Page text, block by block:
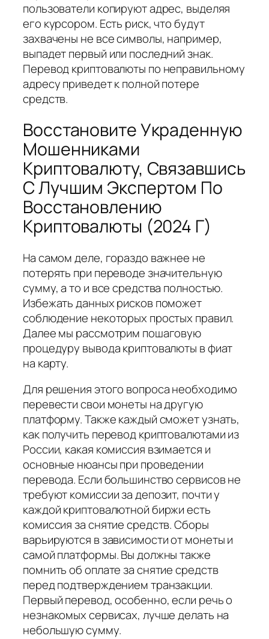
пользователи копируют адрес, выделяя
его курсором. Есть риск, что будут
захвачены не все символы, например,
выпадет первый или последний знак.
Перевод криптовалюты по неправильному
адресу приведет к полной потере
средств.
Восстановите Украденную
Мошенниками
Криптовалюту, Связавшись
С Лучшим Экспертом По
Восстановлению
Криптовалюты (2024 Г)
На самом деле, гораздо важнее не
потерять при переводе значительную
сумму, а то и все средства полностью.
Избежать данных рисков поможет
соблюдение некоторых простых правил.
Далее мы рассмотрим пошаговую
процедуру вывода криптовалюты в фиат
на карту.
Для решения этого вопроса необходимо
перевести свои монеты на другую
платформу. Также каждый сможет узнать,
как получить перевод криптовалютами из
России, какая комиссия взимается и
основные нюансы при проведении
перевода. Если большинство сервисов не
требуют комиссии за депозит, почти у
каждой криптовалютной биржи есть
комиссия за снятие средств. Сборы
варьируются в зависимости от монеты и
самой платформы. Вы должны также
помнить об оплате за снятие средств
перед подтверждением транзакции.
Первый перевод, особенно, если речь о
незнакомых сервисах, лучше делать на
небольшую сумму.